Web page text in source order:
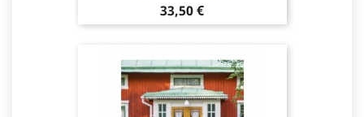
Pris
33,50 €